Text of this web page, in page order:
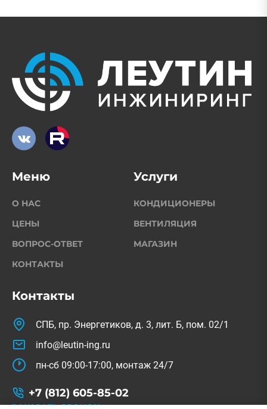
Контакты
СПБ, пр. Энергетиков, д. 3, лит. Б, пом. 02/1
info@leutin-ing.ru
пн-сб 09:00-17:00, монтаж 24/7
+7 (812) 605-85-02
Меню
О НАС
ЦЕНЫ
ВОПРОС-ОТВЕТ
КОНТАКТЫ
Услуги
КОНДИЦИОНЕРЫ
ВЕНТИЛЯЦИЯ
МАГАЗИН